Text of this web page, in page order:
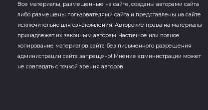
Все материалы, размещенные на сайте, созданы авторами сайта
либо размещены пользователями сайта и представлены на сайте
исключительно для ознакомления. Авторские права на материалы
принадлежат их законным авторам. Частичное или полное
копирование материалов сайта без письменного разрешения
администрации сайта запрещено! Мнение администрации может
не совпадать с точкой зрения авторов.